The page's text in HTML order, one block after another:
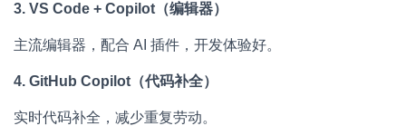
3. VS Code + Copilot（编辑器）
主流编辑器，配合 AI 插件，开发体验好。
4. GitHub Copilot（代码补全）
实时代码补全，减少重复劳动。